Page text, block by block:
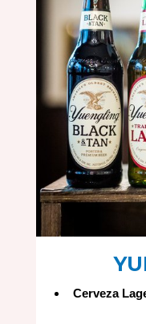
Cerveza